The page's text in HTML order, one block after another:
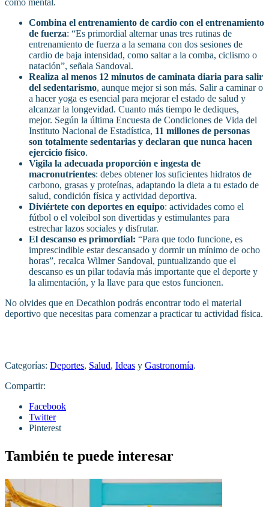
Combina el entrenamiento de cardio con el entrenamiento
de fuerza: “Es primordial alternar unas tres rutinas de
entrenamiento de fuerza a la semana con dos sesiones de
cardio de baja intensidad, como saltar a la comba, ciclismo o
natación”, señala Sandoval.
Realiza al menos 12 minutos de caminata diaria para salir
del sedentarismo, aunque mejor si son más. Salir a caminar o
a hacer yoga es esencial para mejorar el estado de salud y
alcanzar la longevidad. Cuanto más tiempo le dediques,
mejor. Según la última Encuesta de Condiciones de Vida del
Instituto Nacional de Estadística, 11 millones de personas
son totalmente sedentarias y declaran que nunca hacen
ejercicio físico.
Vigila la adecuada proporción e ingesta de
macronutrientes: debes obtener los suficientes hidratos de
carbono, grasas y proteínas, adaptando la dieta a tu estado de
salud, condición física y actividad deportiva.
Diviértete con deportes en equipo: actividades como el
fútbol o el voleibol son divertidas y estimulantes para
estrechar lazos sociales y disfrutar.
El descanso es primordial: “Para que todo funcione, es
imprescindible estar descansado y dormir un mínimo de ocho
horas”, recalca Wilmer Sandoval, puntualizando que el
descanso es un pilar todavía más importante que el deporte y
la alimentación, y la llave para que estos funcionen.
No olvides que en Decathlon podrás encontrar todo el material
deportivo que necesitas para comenzar a practicar tu actividad física.
Categorías: Deportes, Salud, Ideas y Gastronomía.
Compartir:
Facebook
Twitter
Pinterest
También te puede interesar